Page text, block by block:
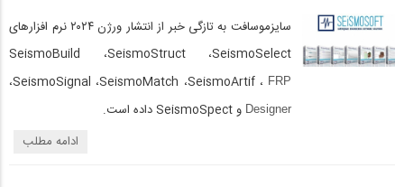
سایزموسافت به تازگی خبر از انتشار ورژن ۲۰۲۴ نرم افزارهای
SeismoBuild ،‌SeismoStruct ،SeismoSelect
،SeismoSignal ،‌SeismoMatch ،‌SeismoArtif ، FRP
Designer و SeismoSpect داده است.
ادامه مطلب